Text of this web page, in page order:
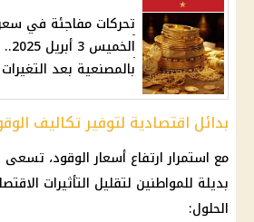
تحركات مفاجئة في
بالمصنعية بعد التغيرات
بدائل اقتصادية لتوفير تكاليف
مع استمرار ارتفاع أسعار الوقود، تسعى
بديلة للمواطنين لتقليل التأثيرات
الحلول: